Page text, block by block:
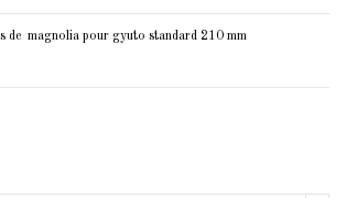
de magnolia pour gyuto standard 210 mm